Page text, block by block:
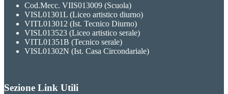
Cod.Mecc. VIIS013009 (Scuola)
VISL01301L (Liceo artistico diurno)
VITL013012 (Ist. Tecnico Diurno)
VISL013523 (Liceo artistico serale)
VITL01351B (Tecnico serale)
VISL01302N (Ist. Casa Circondariale)
Sezione Link Utili